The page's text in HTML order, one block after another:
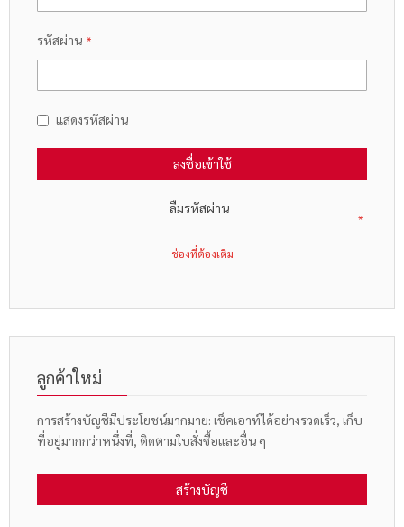
รหัสผ่าน
แสดงรหัสผ่าน
ลงชื่อเข้าใช้
ลืมรหัสผ่าน
ลูกค้าใหม่
การสร้างบัญชีมีประโยชน์มากมาย: เช็คเอาท์ได้อย่างรวดเร็ว, เก็บ
ที่อยู่มากกว่าหนึ่งที่, ติดตามใบสั่งซื้อและอื่น ๆ
สร้างบัญชี